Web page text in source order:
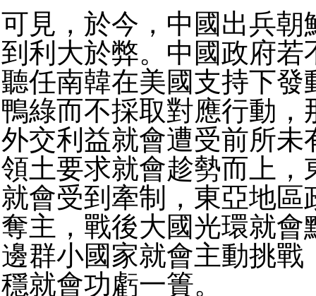
可見，於今，中國出兵朝
到利大於弊。中國政府若
聽任南韓在美國支持下發
鴨綠而不採取對應行動，
外交利益就會遭受前所未
領土要求就會趁勢而上，
就會受到牽制，東亞地區
奪主，戰後大國光環就會
邊群小國家就會主動挑戰
穩就會功虧一簣。